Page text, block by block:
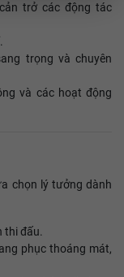
trở các động tác
trọng và chuyên
và các hoạt động
chọn lý tưởng dành
thi đấu.
phục thoáng mát,